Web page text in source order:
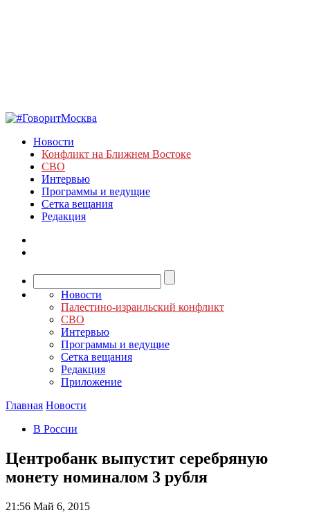
Новости
Конфликт на Ближнем Востоке
СВО
Интервью
Программы и ведущие
Сетка вещания
Редакция
Новости
Палестино-израильский конфликт
СВО
Интервью
Программы и ведущие
Сетка вещания
Редакция
Приложение
Главная Новости
В России
Центробанк выпустит серебряную
монету номиналом 3 рубля
21:56 Май 6, 2015